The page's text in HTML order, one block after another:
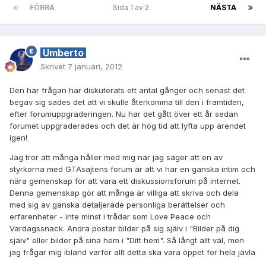
FÖRRA NÄSTA
Sida 1 av 2
Umberto
Skrivet 7 januari, 2012
Den här frågan har diskuterats ett antal gånger och senast det
begav sig sades det att vi skulle återkomma till den i framtiden,
efter forumuppgraderingen. Nu har det gått över ett år sedan
forumet uppgraderades och det är hög tid att lyfta upp ärendet
igen!
Jag tror att många håller med mig när jag säger att en av
styrkorna med GTAsajtens forum är att vi har en ganska intim och
nära gemenskap för att vara ett diskussionsforum på internet.
Denna gemenskap gör att många är villiga att skriva och dela
med sig av ganska detaljerade personliga berättelser och
erfarenheter - inte minst i trådar som Love Peace och
Vardagssnack. Andra postar bilder på sig själv i "Bilder på dig
själv" eller bilder på sina hem i "Ditt hem". Så långt allt väl, men
jag frågar mig ibland varför allt detta ska vara öppet för hela jävla